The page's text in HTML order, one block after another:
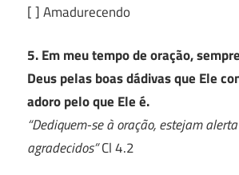
[ ] Amadurecendo
5. Em meu tempo de oração,
Deus pelas boas dádivas que Ele
adoro pelo que Ele é.
“Dediquem-se à oração, estejam
agradecidos”Cl 4.2